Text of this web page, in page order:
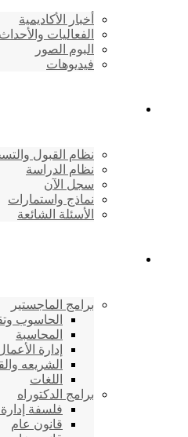
أخبار الأكاديمية
الفعاليات والأحداث
البوم الصور
فيديوهات
نظام القبول
نظام الدراسة
سجل الآن
نماذج واستمارات
الأسئلة الشائعة
برامج الماجستير
الحاسوب
المحاسبة
إدارة
الشريعه
اللغات
برامج الدكتوراه
فلسفة
قانون عام